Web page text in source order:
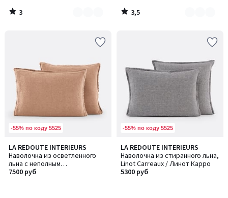
3
/
3,5
/
-55% по коду 5525
LA REDOUTE INTERIEURS
Наволочка из осветленного
льна с неполным
переплетением, Linot / Линот
7500 руб
-55% по коду 5525
LA REDOUTE INTERIEURS
Наволочка из стиранного льна,
Linot Carreaux / Линот Карро
5300 руб